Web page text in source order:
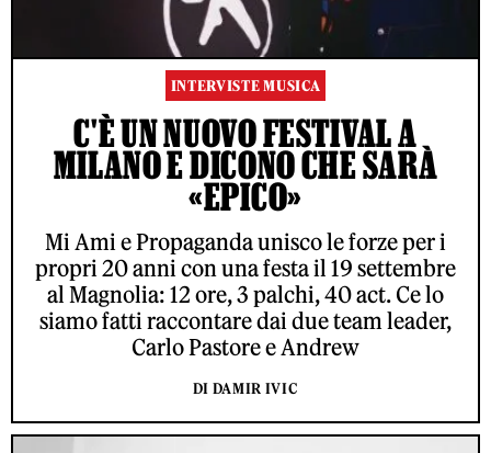
INTERVISTE MUSICA
C'È UN NUOVO FESTIVAL A
MILANO E DICONO CHE SARÀ
«EPICO»
Mi Ami e Propaganda unisco le forze per i
propri 20 anni con una festa il 19 settembre
al Magnolia: 12 ore, 3 palchi, 40 act. Ce lo
siamo fatti raccontare dai due team leader,
Carlo Pastore e Andrew
DI DAMIR IVIC